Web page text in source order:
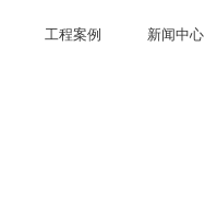
工程案例 新闻中心